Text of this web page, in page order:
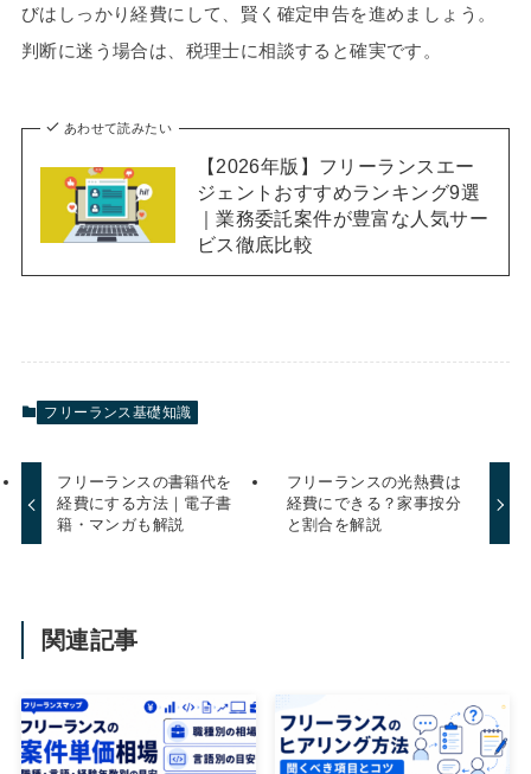
びはしっかり経費にして、賢く確定申告を進めましょう。
判断に迷う場合は、税理士に相談すると確実です。
あわせて読みたい
【2026年版】フリーランスエー
ジェントおすすめランキング9選
｜業務委託案件が豊富な人気サー
ビス徹底比較
フリーランス基礎知識
フリーランスの書籍代を
経費にする方法｜電子書
籍・マンガも解説
フリーランスの光熱費は
経費にできる？家事按分
と割合を解説
関連記事